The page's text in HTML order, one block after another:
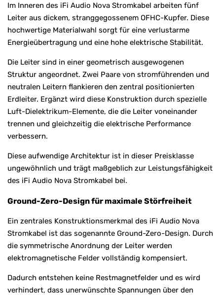
Im Inneren des iFi Audio Nova Stromkabel arbeiten fünf
Leiter aus dickem, stranggegossenem OFHC-Kupfer. Diese
hochwertige Materialwahl sorgt für eine verlustarme
Energieübertragung und eine hohe elektrische Stabilität.
Die Leiter sind in einer geometrisch ausgewogenen
Struktur angeordnet. Zwei Paare von stromführenden und
neutralen Leitern flankieren den zentral positionierten
Erdleiter. Ergänzt wird diese Konstruktion durch spezielle
Luft-Dielektrikum-Elemente, die die Leiter voneinander
trennen und gleichzeitig die elektrische Performance
verbessern.
Diese aufwendige Architektur ist in dieser Preisklasse
ungewöhnlich und trägt maßgeblich zur Leistungsfähigkeit
des iFi Audio Nova Stromkabel bei.
Ground-Zero-Design für maximale Störfreiheit
Ein zentrales Konstruktionsmerkmal des iFi Audio Nova
Stromkabel ist das sogenannte Ground-Zero-Design. Durch
die symmetrische Anordnung der Leiter werden
elektromagnetische Felder vollständig kompensiert.
Dadurch entstehen keine Restmagnetfelder und es wird
verhindert, dass unerwünschte Spannungen über den